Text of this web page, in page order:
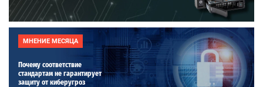
МНЕНИЕ МЕСЯЦА
Почему соответствие
стандартам не гарантирует
защиту от киберугроз